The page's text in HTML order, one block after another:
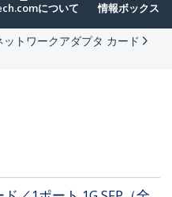
について 情報ボックス
ットワークアダプタ カード